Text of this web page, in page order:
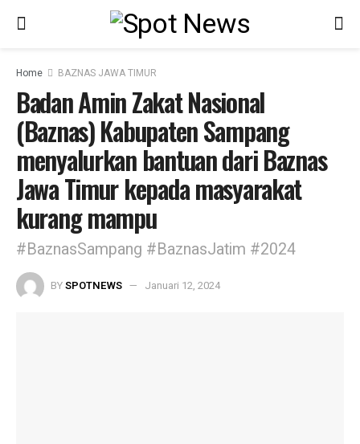
Home BAZNAS JAWA TIMUR
Badan Amin Zakat Nasional
(Baznas) Kabupaten Sampang
menyalurkan bantuan dari Baznas
Jawa Timur kepada masyarakat
kurang mampu
#BaznasSampang #BaznasJatim #2024
BYSPOTNEWS Januari 12, 2024